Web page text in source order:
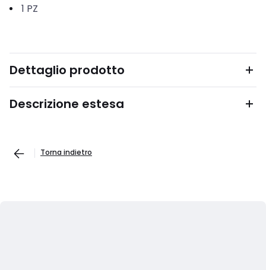
1 PZ
Dettaglio prodotto
Descrizione estesa
Torna indietro